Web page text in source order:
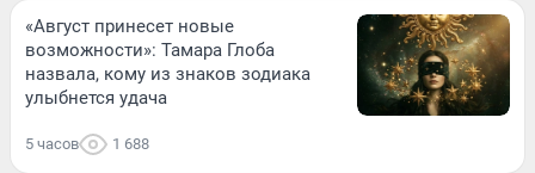
«Август принесет новые
возможности»: Тамара Глоба
назвала, кому из знаков зодиака
улыбнется удача
5 часов 1 688